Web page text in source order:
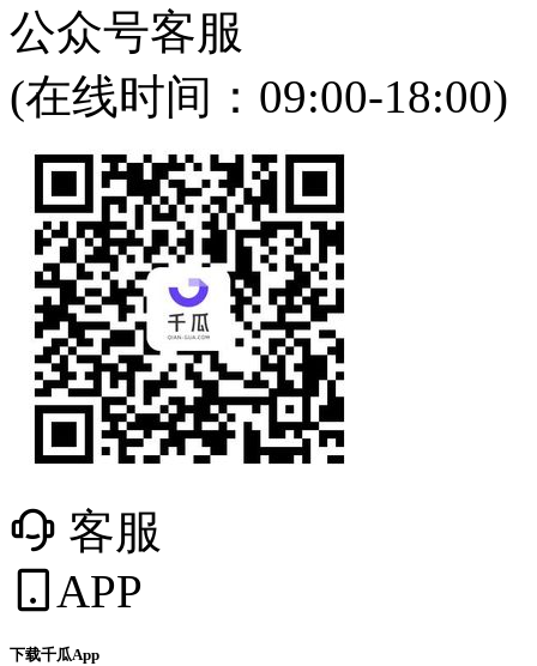
公众号客服
(在线时间： 09:00-18:00)
客服
APP
下载千瓜App